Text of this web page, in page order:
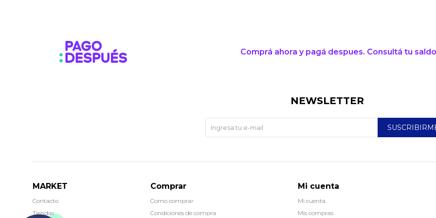
Comprá ahora y pagá despues. Consultá tu
MARKET
Contacto
Tiendas
Comprar
Como comprar
Condiciones de compra
Mi cuenta
Mi cuenta
Mis compras
NEWSLETTER